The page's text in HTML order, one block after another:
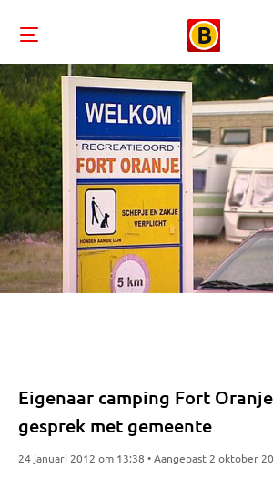
Eigenaar camping Fort
gesprek met gemeente
24 januari 2012 om 13:38 • Aangepast 2 oktober